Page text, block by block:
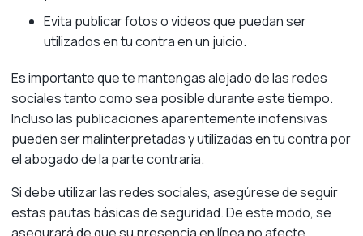
Evita publicar fotos o videos que puedan ser
utilizados en tu contra en un juicio.
Es importante que te mantengas alejado de las redes
sociales tanto como sea posible durante este tiempo.
Incluso las publicaciones aparentemente inofensivas
pueden ser malinterpretadas y utilizadas en tu contra por
el abogado de la parte contraria.
Si debe utilizar las redes sociales, asegúrese de seguir
estas pautas básicas de seguridad. De este modo, se